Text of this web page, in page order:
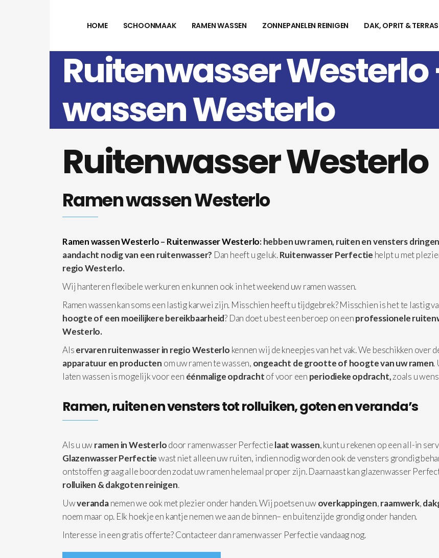
HOME SCHOONMAAK RAMEN WASSEN ZONNEPANELEN REINIGEN DAK, OPRIT & TERRAS
Ruitenwasser Westerlo
wassen Westerlo
Ruitenwasser Westerlo
Ramen wassen Westerlo
Ramen wassen Westerlo– Ruitenwasser Westerlo: hebben uw ramen, ruiten en vensters
aandacht nodig van een ruitenwasser? Dan heeft u geluk.Ruitenwasser Perfectie helpt u met
regio Westerlo.
Wij hanteren flexibele werkuren en kunnen ook in het weekend uw ramen wassen.
Ramen wassen kan soms een lastig karwei zijn. Misschien heeft u tijdgebrek? Misschien is het te lastig
hoogte of een moeilijkere bereikbaarheid? Dan doet u best een beroep on eenprofessionele
Westerlo.
Alservaren ruitenwasser in regio Westerlo kennen wij de kneepjes van het vak. We beschikken over
apparatuuren producten om uw ramen te wassen, ongeacht de grootte of hoogte van uw ramen.
laten wassen is mogelijk voor een éénmalige opdrachtof voor een periodieke opdracht,zoals u
Ramen, ruiten en vensters tot rolluiken, goten en veranda’s
Als u uwramen in Westerlodoor ramenwasser Perfectielaat wassen, kunt u rekenen op een all-in
Glazenwasser Perfectiewast niet alleen uw ruiten, indien nodig worden ook de vensters grondig
ontstoffen graag alle boorden zodat uw ramen helemaal proper zijn. Daarnaast kan glazenwasser
rolluiken & dakgoten reinigen.
Uwverandanemen we ook met plezier onder handen. Wij poetsen uwoverkappingen,raamwerk,
noem maar op. Elk hoekje en kantje nemen we aan de binnen– en buitenzijde grondig onder handen.
Interesse in een gratis offerte? Contacteer dan ramenwasser Perfectie vandaag nog.